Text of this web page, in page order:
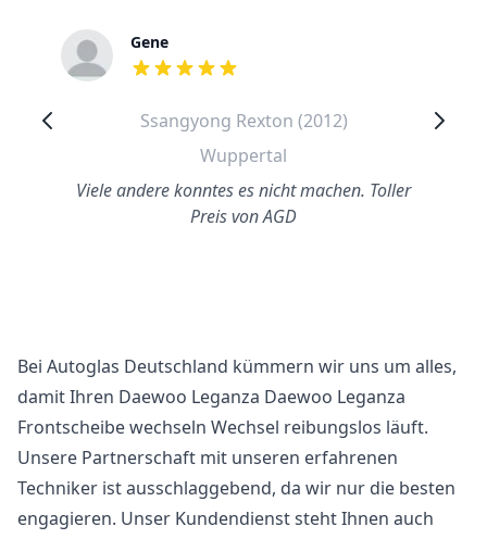
Gene
out of 5 stars
Ssangyong Rexton (2012)
Wuppertal
Viele andere konntes es nicht machen. Toller
Preis von AGD
Bei Autoglas Deutschland kümmern wir uns um alles,
damit Ihren Daewoo Leganza Daewoo Leganza
Frontscheibe wechseln Wechsel reibungslos läuft.
Unsere Partnerschaft mit unseren erfahrenen
Techniker ist ausschlaggebend, da wir nur die besten
engagieren. Unser Kundendienst steht Ihnen auch